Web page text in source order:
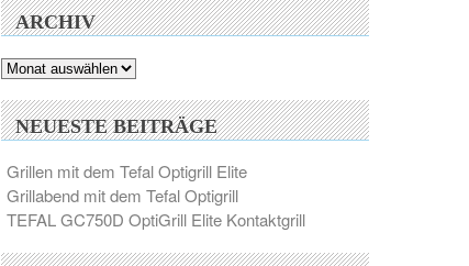
ARCHIV
Archiv
NEUESTE BEITRÄGE
Grillen mit dem Tefal Optigrill Elite
Grillabend mit dem Tefal Optigrill
TEFAL GC750D OptiGrill Elite Kontaktgrill